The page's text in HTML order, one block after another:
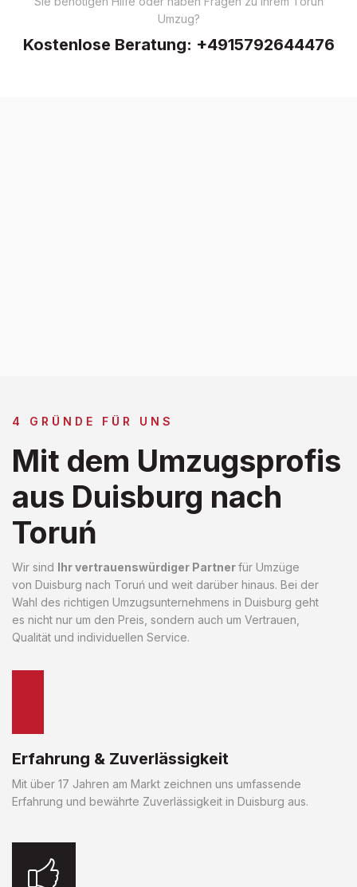
Umzug?
Kostenlose Beratung: +4915792644476
4 GRÜNDE FÜR UNS
Mit dem Umzugsprofis
aus Duisburg nach
Toruń
Wir sind Ihr vertrauenswürdiger Partnerfür Umzüge
von Duisburg nach Toruń und weit darüber hinaus. Bei der
Wahl des richtigen Umzugsunternehmens in Duisburg geht
es nicht nur um den Preis, sondern auch um Vertrauen,
Qualität und individuellen Service.
Erfahrung & Zuverlässigkeit
Mit über 17 Jahren am Markt zeichnen uns umfassende
Erfahrung und bewährte Zuverlässigkeit in Duisburg aus.